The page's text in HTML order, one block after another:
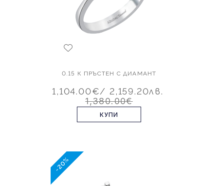
0.15 К ПРЪСТЕН С ДИАМАНТ
1,104.00€/ 2,159.20лв.
1,380.00€
КУПИ
-20%